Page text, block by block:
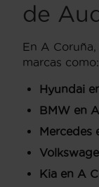
de
En A
marcas como:
Hyundai
BMW en
Mercedes
Kia en A